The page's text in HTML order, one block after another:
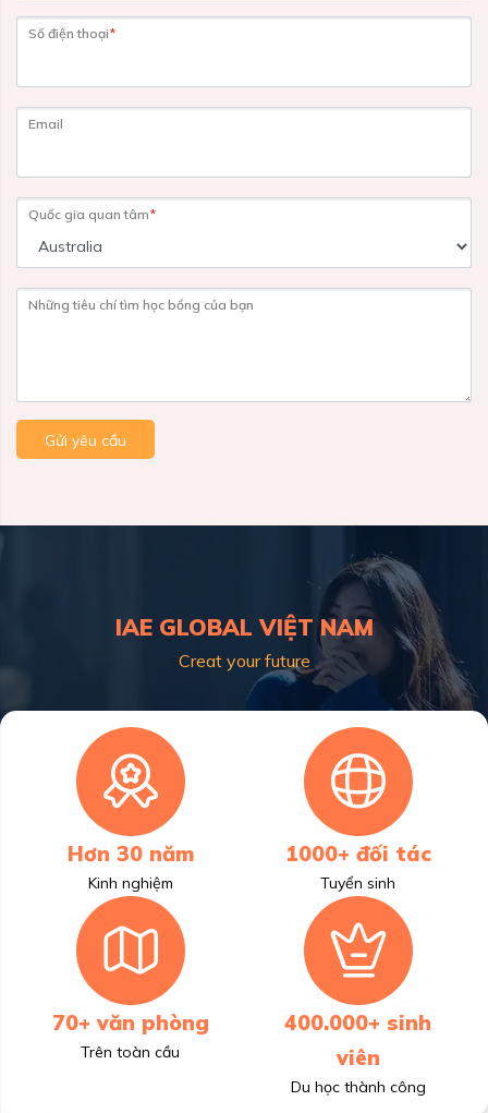
Số điện thoại*
Email
Quốc gia quan tâm*
Những tiêu chí tìm học bổng của bạn
Gửi yêu cầu
IAE GLOBAL VIỆT NAM
Creat your future
Hơn 30 năm
Kinh nghiệm
1000+ đối tác
Tuyển sinh
70+ văn phòng
Trên toàn cầu
400.000+ sinh
viên
Du học thành công